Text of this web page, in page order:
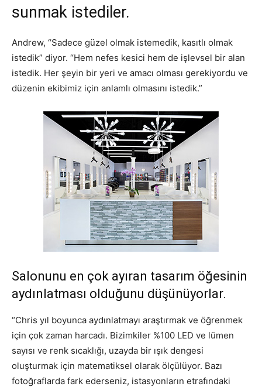
sunmak istediler.
Andrew, “Sadece güzel olmak istemedik, kasıtlı olmak
istedik” diyor. “Hem nefes kesici hem de işlevsel bir alan
istedik. Her şeyin bir yeri ve amacı olması gerekiyordu ve
düzenin ekibimiz için anlamlı olmasını istedik.”
Salonunu en çok ayıran tasarım öğesinin
aydınlatması olduğunu düşünüyorlar.
“Chris yıl boyunca aydınlatmayı araştırmak ve öğrenmek
için çok zaman harcadı. Bizimkiler %100 LED ve lümen
sayısı ve renk sıcaklığı, uzayda bir ışık dengesi
oluşturmak için matematiksel olarak ölçülüyor. Bazı
fotoğraflarda fark ederseniz, istasyonların etrafındaki